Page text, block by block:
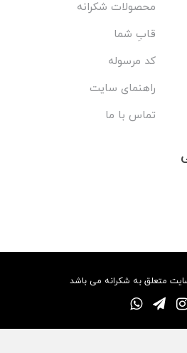
محصولات شکرانه
قابِ شما
کد مرسوله
راهنمای سایت
تماس با ما
متعلق به شکرانه می باشد